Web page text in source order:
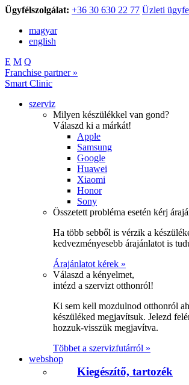
Ügyfélszolgálat: +36 30 630 22 77 Üzleti
magyar
english
E M Q
Franchise partner »
Smart Clinic
szerviz
Milyen készülékkel van gond?
Válaszd ki a márkát!
Apple
Samsung
Google
Huawei
Xiaomi
Honor
Sony
Összetett probléma esetén kérj
Ha több sebből is vérzik a
kedvezményesebb árajánlatot is
Árajánlatot kérek »
Válaszd a kényelmet,
intézd a szervizt otthonról!
Ki sem kell mozdulnod otthonról
készüléked megjavítsuk. Jelezd
hozzuk-visszük megjavítva.
Többet a szervizfutárról »
webshop
Kiegészítő, tartozék